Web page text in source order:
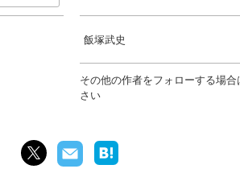
飯塚武史
その他の作者をフォローする場
さい